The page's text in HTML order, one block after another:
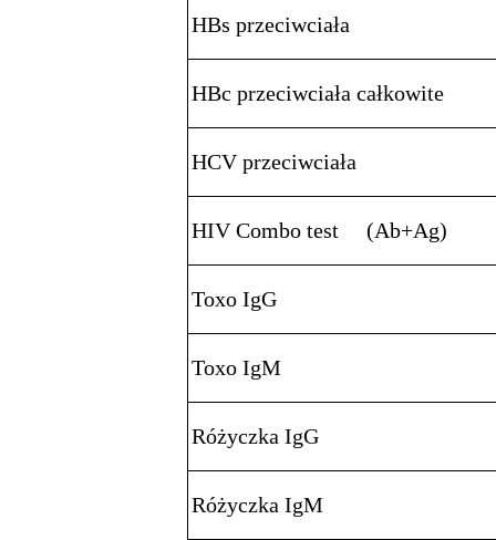
HBs przeciwciała
HBc przeciwciała całkowite
HCV przeciwciała
HIV Combo test (Ab+Ag)
Toxo IgG
Toxo IgM
Różyczka IgG
Różyczka IgM